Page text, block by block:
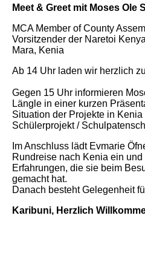
Meet & Greet mit Moses Ole
MCA Member of County
Vorsitzender der Naretoi
Mara, Kenia
Ab 14 Uhr laden wir herzlich
Gegen 15 Uhr informieren
Längle in einer kurzen
Situation der Projekte in
Schülerprojekt /
Im Anschluss lädt Evmarie
Rundreise nach Kenia ein
Erfahrungen, die sie beim
gemacht hat.
Danach besteht Gelegenheit
Karibuni, Herzlich